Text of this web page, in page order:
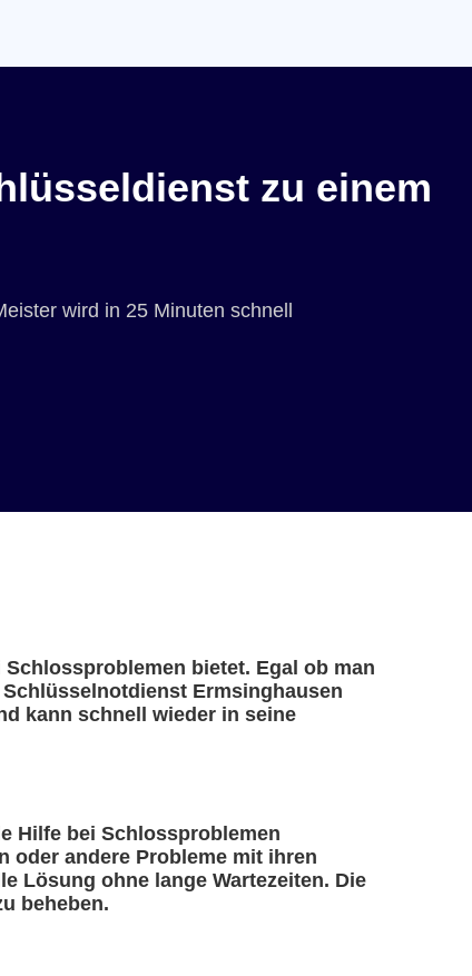
zu einem
wird in 25 Minuten schnell
bietet. Egal ob man
Ermsinghausen
kann schnell wieder in seine
Hilfe bei Schlossproblemen
oder andere Probleme mit ihren
Lösung ohne lange Wartezeiten. Die
beheben.